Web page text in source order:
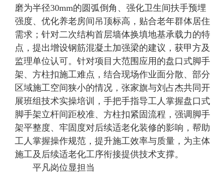
磨为半径30mm的圆弧倒角、强化卫生间扶手预埋
强度、优化养老房间吊顶标高，贴合老年群体居住
需求；针对二次结构首层墙体换填地基承载力的特
点，提出增设钢筋混凝土加强梁的建议，获甲方及
监理单位认可。针对项目大范围应用的盘口式脚手
架、方柱扣施工难点，结合现场作业面分散、部分
区域施工空间狭小的情况，张家旗与刘占杰共同开
展班组技术实操培训，手把手指导工人掌握盘口式
脚手架立杆间距校准、方柱扣紧固流程，强调脚手
架平整度、牢固度对后续适老化装修的影响，帮助
工人掌握操作规范，提升施工效率与质量，为主体
施工及后续适老化工序衔接提供技术支撑。
平凡岗位显担当